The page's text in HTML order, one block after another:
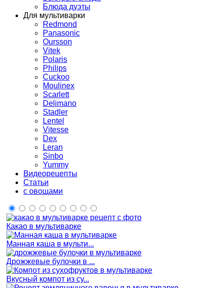
Блюда дуэты
Для мультиварки
Redmond
Panasonic
Oursson
Vitek
Polaris
Philips
Cuckoo
Moulinex
Scarlett
Delimano
Stadler
Lentel
Vitesse
Dex
Leran
Sinbo
Yummy
Видеорецепты
Статьи
с овощами
Какао в мультиварке
Манная каша в мульти...
Дрожжевые булочки в ...
Вкусный компот из су...